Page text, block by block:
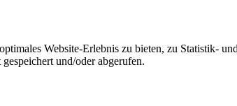
Website-Erlebnis zu bieten, zu Statistik-
und/oder abgerufen.